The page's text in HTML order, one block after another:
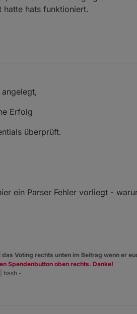
hatte hats funktioniert.
Erfolg
überprüft.
ein Parser Fehler vorliegt -
das Voting rechts unten im Beitrag wenn er
Spendenbutton oben rechts. Danke!
bash -